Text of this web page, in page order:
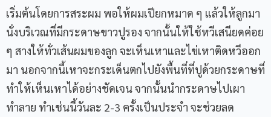
เริ่มต้นโดยการสระผม พอให้ผมเปียกหมาด ๆ แล้วให้ลูกมา
นั่งบริเวณที่มีกระดาษขาวปูรอง จากนั้นให้ใช้หวีเสนียดค่อย
ๆ สางให้ทั่วเส้นผมของลูก จะเห็นเหาและไข่เหาติดหวีออก
มา นอกจากนี้เหาจะกระเด็นตกไปยังพื้นที่ที่ปูด้วยกระดาษที่
ทำให้เห็นเหาได้อย่างชัดเจน จากนั้นนำกระดาษไปเผา
ทำลาย ทำเช่นนี้วันละ 2-3 ครั้งเป็นประจำ จะช่วยลด